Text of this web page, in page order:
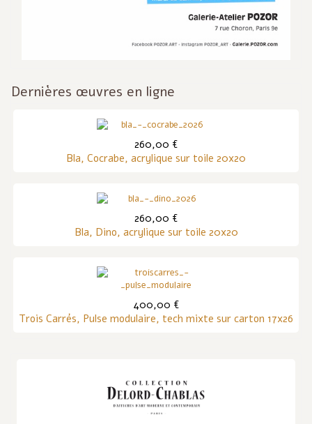
Dernières œuvres en ligne
260,00 €
Bla, Cocrabe, acrylique sur toile 20x20
260,00 €
Bla, Dino, acrylique sur toile 20x20
400,00 €
Trois Carrés, Pulse modulaire, tech mixte sur carton 17x26